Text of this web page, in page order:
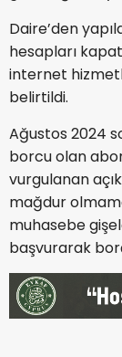
Daire’den
hesapları
internet
belirtildi.
Ağustos 2024
borcu olan
vurgulanan
mağdur
muhasebe
başvurarak